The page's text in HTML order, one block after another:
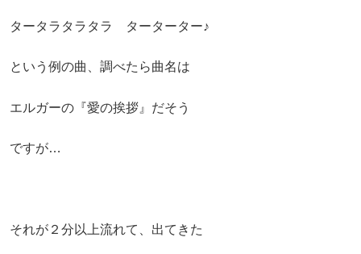
タータラタラタラ ターターター♪
という例の曲、調べたら曲名は
エルガーの『愛の挨拶』だそう
ですが…
それが２分以上流れて、出てきた